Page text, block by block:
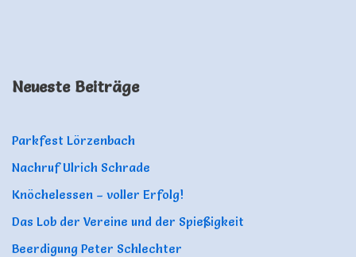
Neueste Beiträge
Parkfest Lörzenbach
Nachruf Ulrich Schrade
Knöchelessen – voller Erfolg!
Das Lob der Vereine und der Spießigkeit
Beerdigung Peter Schlechter